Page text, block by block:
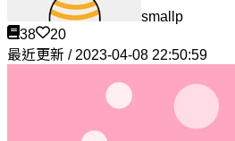
smallp
38
20
最近更新 / 2023-04-08 22:50:59